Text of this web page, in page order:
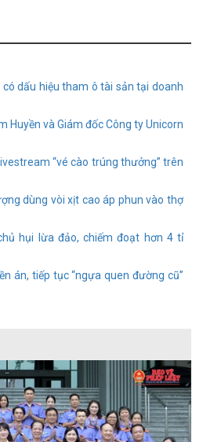
dấu hiệu tham ô tài sản tại doanh
Huyền và Giám đốc Công ty Unicorn
“vé cào trúng thưởng” trên
dùng vòi xịt cao áp phun vào thợ
hụi lừa đảo, chiếm đoạt hơn 4 tỉ
án, tiếp tục “ngựa quen đường cũ”